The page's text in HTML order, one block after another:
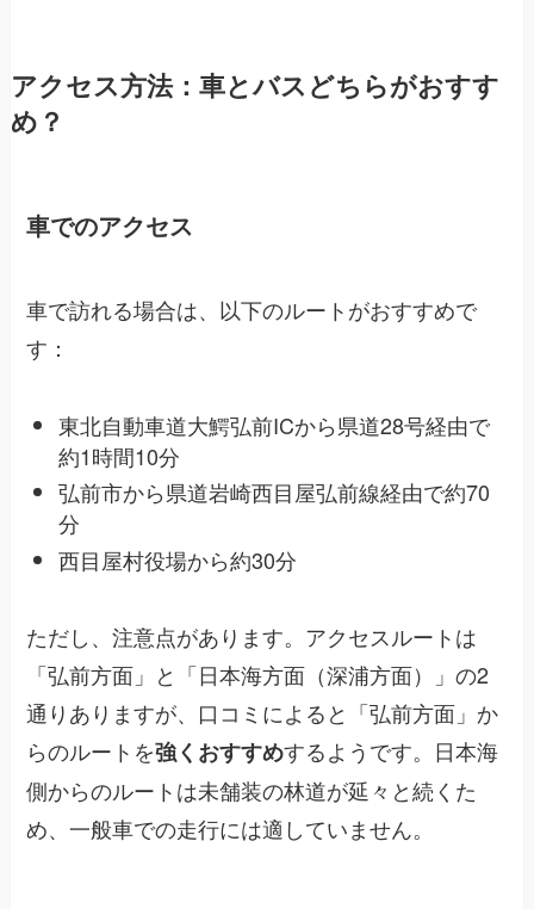
アクセス方法：車とバスどちらがおすす
め？
車でのアクセス
車で訪れる場合は、以下のルートがおすすめで
す：
東北自動車道大鰐弘前ICから県道28号経由で
約1時間10分
弘前市から県道岩崎西目屋弘前線経由で約70
分
西目屋村役場から約30分
ただし、注意点があります。アクセスルートは
「弘前方面」と「日本海方面（深浦方面）」の2
通りありますが、口コミによると「弘前方面」か
らのルートを強くおすすめするようです。日本海
側からのルートは未舗装の林道が延々と続くた
め、一般車での走行には適していません。